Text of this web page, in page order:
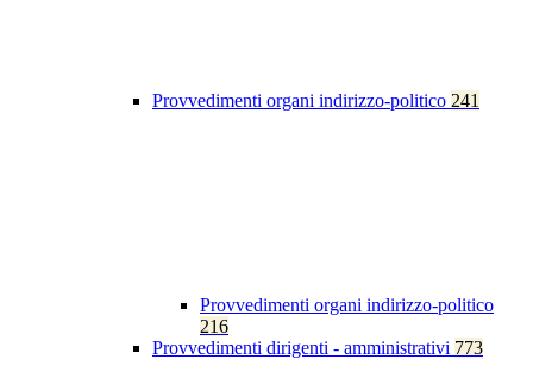
Provvedimenti organi indirizzo-politico 241
Provvedimenti organi indirizzo-politico
216
Provvedimenti dirigenti - amministrativi 773